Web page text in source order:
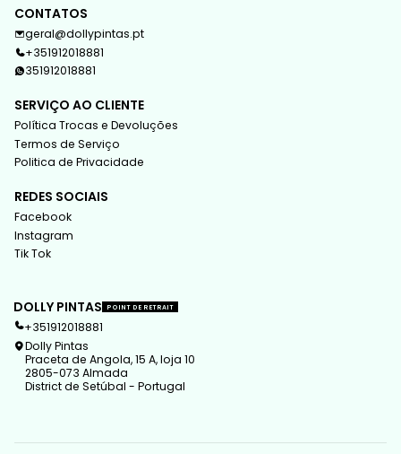
CONTATOS
geral@dollypintas.pt
+351912018881
351912018881
SERVIÇO AO CLIENTE
Política Trocas e Devoluções
Termos de Serviço
Politica de Privacidade
REDES SOCIAIS
Facebook
Instagram
Tik Tok
DOLLY PINTAS POINT DE RETRAIT
+351912018881
Dolly Pintas
Praceta de Angola, 15 A, loja 10
2805-073 Almada
District de Setúbal - Portugal